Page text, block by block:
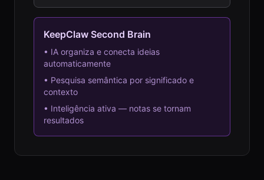
KeepClaw Second Brain
• IA organiza e conecta ideias
automaticamente
• Pesquisa semântica por significado e
contexto
• Inteligência ativa — notas se tornam
resultados